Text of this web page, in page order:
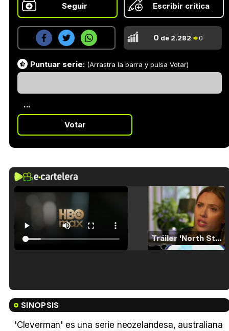
Seguir Escribir crítica
0 de 2.282 0
Puntuar serie: (Arrastra la barra y pulsa Votar)
...
Votar
Tráiler 'North Star' (2023)
Tráiler en español de 'La isla olvidada'
SINOPSIS
'Cleverman' es una serie neozelandesa, australiana